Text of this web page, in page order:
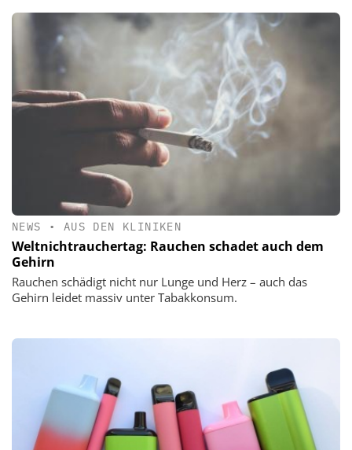
NEWS • AUS DEN KLINIKEN
Weltnichtrauchertag: Rauchen schadet auch dem
Gehirn
Rauchen schädigt nicht nur Lunge und Herz – auch das
Gehirn leidet massiv unter Tabakkonsum.